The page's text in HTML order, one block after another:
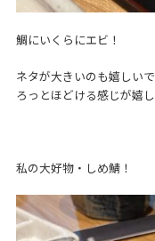
鯛にいくらにエビ！
ネタが大きいのも嬉しい
ろっとほどける感じが嬉し
私の大好物・しめ鯖！